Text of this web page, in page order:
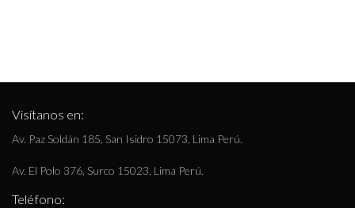
Visítanos en:
Av. Paz Soldán 185, San Isidro 15073, Lima Perú.
Av. El Polo 376, Surco 15023, Lima Perú.
Teléfono: